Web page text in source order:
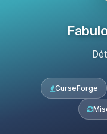
CurseForge